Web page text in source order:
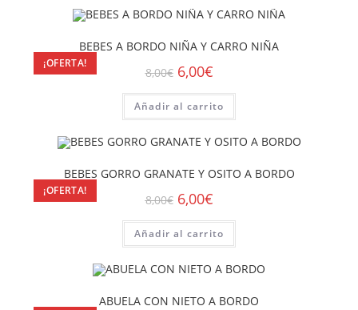
¡OFERTA!
BEBES A BORDO NIÑA Y CARRO NIÑA
8,00€ 6,00€
Añadir al carrito
¡OFERTA!
BEBES GORRO GRANATE Y OSITO A BORDO
8,00€ 6,00€
Añadir al carrito
ABUELA CON NIETO A BORDO